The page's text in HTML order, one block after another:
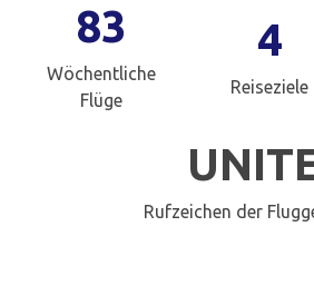
83
Wöchentliche
Flüge
4
Reiseziele
Rufzeichen der